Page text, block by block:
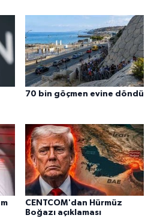
70 bin göçmen evine döndü
CENTCOM'dan Hürmüz
Boğazı açıklaması